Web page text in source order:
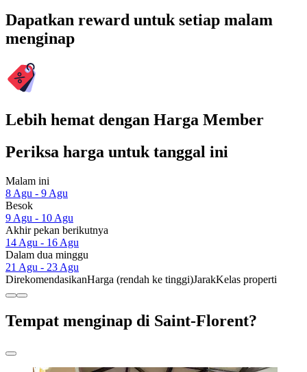
Dapatkan reward untuk setiap malam
menginap
Lebih hemat dengan Harga Member
Periksa harga untuk tanggal ini
Malam ini
8 Agu - 9 Agu
Besok
9 Agu - 10 Agu
Akhir pekan berikutnya
14 Agu - 16 Agu
Dalam dua minggu
21 Agu - 23 Agu
DirekomendasikanHarga (rendah ke tinggi)JarakKelas properti
Tempat menginap di Saint-Florent?